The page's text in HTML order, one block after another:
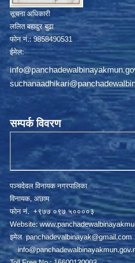
सूचना अधिकारी
ललित बहादुर बुढा
फोन नं.: 9858490531
ईमेल:
सम्पर्क विवरण
पञ्चदेवल विनायक नगरपालिका
विनायक, अछाम
फाेन नं‍‍‍‍. ‌+९७७ ०९७ ५००००३
Website:
इमेलpanchadevalbinayak@gmail.com
‌ ‌